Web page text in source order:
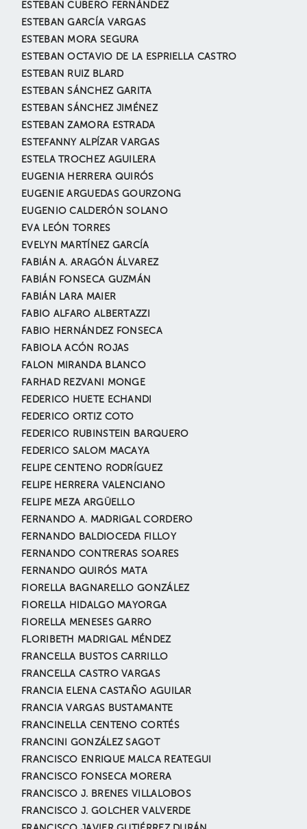
ESTEBAN CUBERO FERNÁNDEZ
ESTEBAN GARCÍA VARGAS
ESTEBAN MORA SEGURA
ESTEBAN OCTAVIO DE LA ESPRIELLA CASTRO
ESTEBAN RUIZ BLARD
ESTEBAN SÁNCHEZ GARITA
ESTEBAN SÁNCHEZ JIMÉNEZ
ESTEBAN ZAMORA ESTRADA
ESTEFANNY ALPÍZAR VARGAS
ESTELA TROCHEZ AGUILERA
EUGENIA HERRERA QUIRÓS
EUGENIE ARGUEDAS GOURZONG
EUGENIO CALDERÓN SOLANO
EVA LEÓN TORRES
EVELYN MARTÍNEZ GARCÍA
FABIÁN A. ARAGÓN ÁLVAREZ
FABIÁN FONSECA GUZMÁN
FABIÁN LARA MAIER
FABIO ALFARO ALBERTAZZI
FABIO HERNÁNDEZ FONSECA
FABIOLA ACÓN ROJAS
FALON MIRANDA BLANCO
FARHAD REZVANI MONGE
FEDERICO HUETE ECHANDI
FEDERICO ORTIZ COTO
FEDERICO RUBINSTEIN BARQUERO
FEDERICO SALOM MACAYA
FELIPE CENTENO RODRÍGUEZ
FELIPE HERRERA VALENCIANO
FELIPE MEZA ARGÜELLO
FERNANDO A. MADRIGAL CORDERO
FERNANDO BALDIOCEDA FILLOY
FERNANDO CONTRERAS SOARES
FERNANDO QUIRÓS MATA
FIORELLA BAGNARELLO GONZÁLEZ
FIORELLA HIDALGO MAYORGA
FIORELLA MENESES GARRO
FLORIBETH MADRIGAL MÉNDEZ
FRANCELLA BUSTOS CARRILLO
FRANCELLA CASTRO VARGAS
FRANCIA ELENA CASTAÑO AGUILAR
FRANCIA VARGAS BUSTAMANTE
FRANCINELLA CENTENO CORTÉS
FRANCINI GONZÁLEZ SAGOT
FRANCISCO ENRIQUE MALCA REATEGUI
FRANCISCO FONSECA MORERA
FRANCISCO J. BRENES VILLALOBOS
FRANCISCO J. GOLCHER VALVERDE